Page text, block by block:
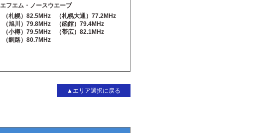
エフエム・ノースウエーブ
（札幌）82.5MHz
（札幌大通）77.2MHz
（旭川）79.8MHz
（函館）79.4MHz
（小樽）79.5MHz
（帯広）82.1MHz
（釧路）80.7MHz
▲エリア選択に戻る